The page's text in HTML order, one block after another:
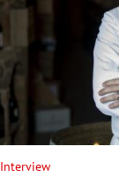
Untermenü
Untermenü
Untermenü
Interview